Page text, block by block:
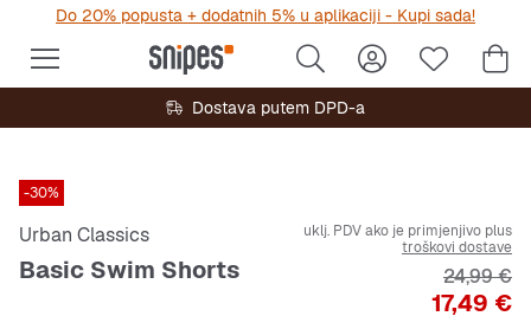
Do 20% popusta + dodatnih 5% u aplikaciji - Kupi sada!
Dostava putem DPD-a
-30%
Urban Classics
Basic Swim Shorts
uklj. PDV ako je primjenjivo plus
troškovi dostave
Cijena
17,49 €
24,99 €